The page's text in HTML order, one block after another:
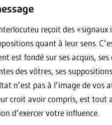
reçoit des
quant à leur sens.
est fondé sur ses acquis,
des vôtres, ses
n’est pas à l’image de vos
croit avoir compris, est tout
d’exercer votre influence.